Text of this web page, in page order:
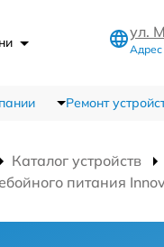
ул.
Адрес
Ремонт
Каталог устройств
питания